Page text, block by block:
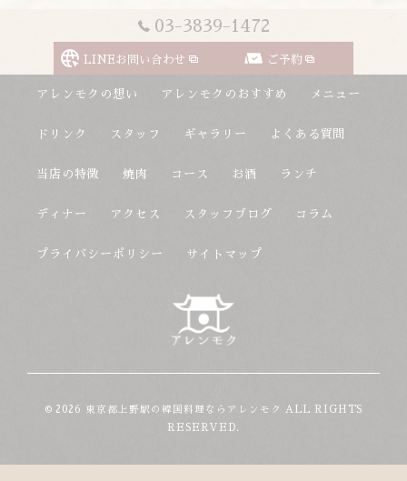
03-3839-1472
LINEお問い合わせ ご予約
アレンモクの想い アレンモクのおすすめ メニュー
ドリンク スタッフ ギャラリー よくある質問
当店の特徴 焼肉 コース お酒 ランチ
ディナー アクセス スタッフブログ コラム
プライバシーポリシー サイトマップ
© 2026 東京都上野駅の韓国料理ならアレンモク ALL RIGHTS
RESERVED.